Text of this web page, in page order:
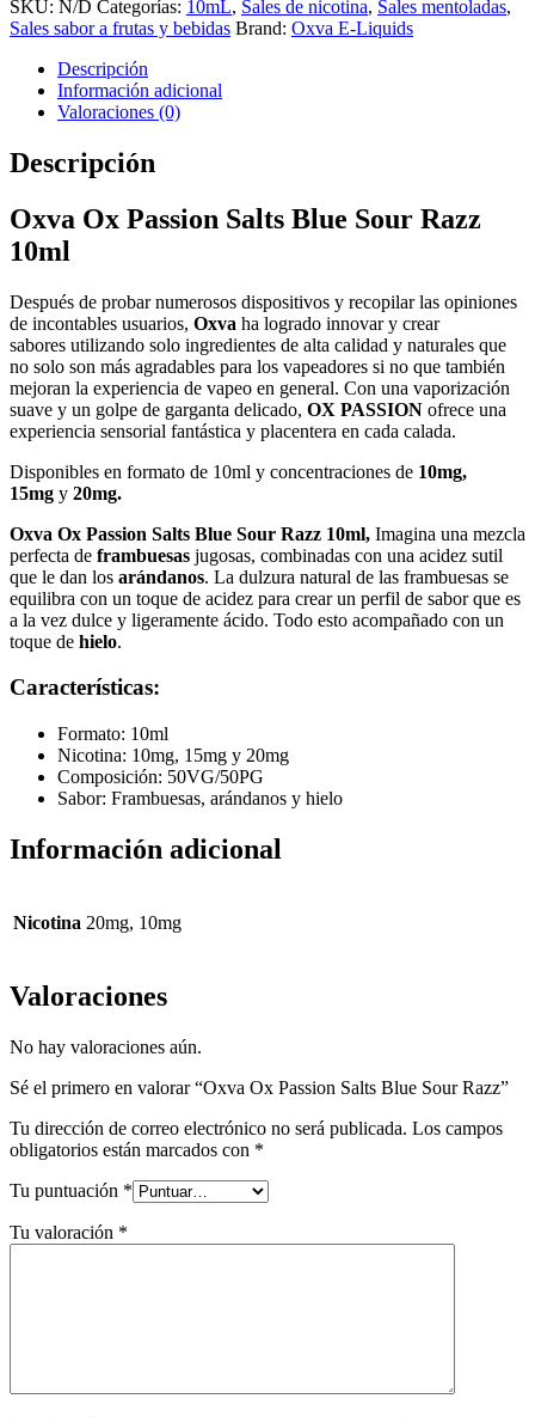
SKU: N/D Categorías: 10mL, Sales de nicotina, Sales mentoladas,
Sales sabor a frutas y bebidas Brand: Oxva E-Liquids
Descripción
Información adicional
Valoraciones (0)
Descripción
Oxva Ox Passion Salts Blue Sour Razz
10ml
Después de probar numerosos dispositivos y recopilar las opiniones
de incontables usuarios, Oxva ha logrado innovar y crear
sabores utilizando solo ingredientes de alta calidad y naturales que
no solo son más agradables para los vapeadores si no que también
mejoran la experiencia de vapeo en general. Con una vaporización
suave y un golpe de garganta delicado, OX PASSION ofrece una
experiencia sensorial fantástica y placentera en cada calada.
Disponibles en formato de 10ml y concentraciones de 10mg,
15mg y 20mg.
Oxva Ox Passion Salts Blue Sour Razz 10ml, Imagina una mezcla
perfecta de frambuesas jugosas, combinadas con una acidez sutil
que le dan los arándanos. La dulzura natural de las frambuesas se
equilibra con un toque de acidez para crear un perfil de sabor que es
a la vez dulce y ligeramente ácido. Todo esto acompañado con un
toque de hielo.
Características:
Formato: 10ml
Nicotina: 10mg, 15mg y 20mg
Composición: 50VG/50PG
Sabor: Frambuesas, arándanos y hielo
Información adicional
Nicotina 20mg, 10mg
Valoraciones
No hay valoraciones aún.
Sé el primero en valorar “Oxva Ox Passion Salts Blue Sour Razz”
Tu dirección de correo electrónico no será publicada. Los campos
obligatorios están marcados con *
Tu puntuación *
Tu valoración *